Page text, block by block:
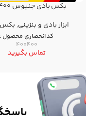
بکس بادی جنیوس 400400
ابزار بادی و بنزینی, بکس
کد انحصاری محصول :
400400
تماس بگیرید